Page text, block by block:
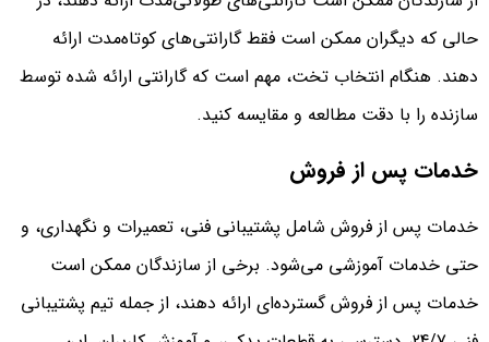
حالی که دیگران ممکن است فقط گارانتی‌های کوتاه‌مدت ارائه
دهند. هنگام انتخاب تخت، مهم است که گارانتی ارائه شده توسط
سازنده را با دقت مطالعه و مقایسه کنید.
خدمات پس از فروش
خدمات پس از فروش شامل پشتیبانی فنی، تعمیرات و نگهداری، و
حتی خدمات آموزشی می‌شود. برخی از سازندگان ممکن است
خدمات پس از فروش گسترده‌ای ارائه دهند، از جمله تیم پشتیبانی